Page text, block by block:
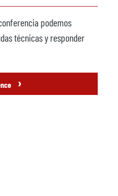
podemos
técnicas y responder
›